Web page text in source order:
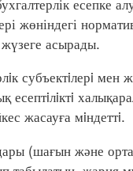
жөніндегі
жүзеге асырады.
субъектiлерi мен
есептiлiктi
жасауға мiндеттi.
(шағын және орта